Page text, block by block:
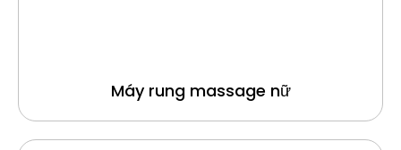
Máy rung massage nữ